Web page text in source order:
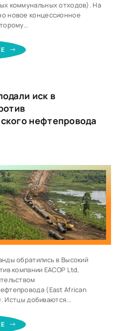
коммунальных отходов). На
новое концессионное
иск в
нефтепровода
обратились в Высокий
компании EACOP Ltd,
(East African
Истцы добиваются...